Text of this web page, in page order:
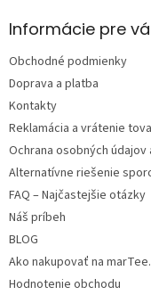
ä
e
Informácie pre
Obchodné podmienky
Doprava a platba
Kontakty
Reklamácia a vrátenie
Ochrana osobných údajov
Alternatívne riešenie
FAQ – Najčastejšie otázky
Náš príbeh
BLOG
Ako nakupovať na
Hodnotenie obchodu